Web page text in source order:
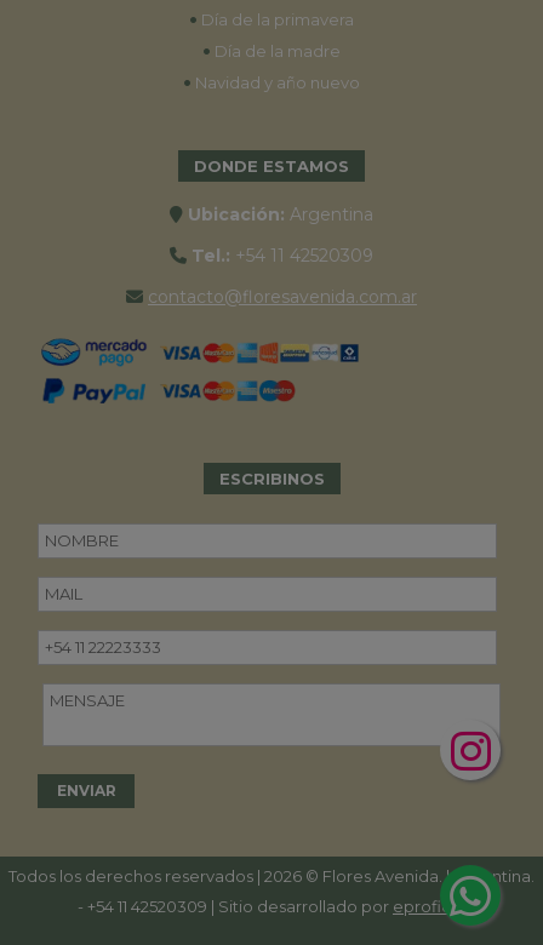
• Día de la primavera
• Día de la madre
• Navidad y año nuevo
DONDE ESTAMOS
Ubicación: Argentina
Tel.: +54 11 42520309
contacto@floresavenida.com.ar
ESCRIBINOS
Todos los derechos reservados | 2026 © Flores Avenida. | Argentina.
- +54 11 42520309 | Sitio desarrollado por eproficio